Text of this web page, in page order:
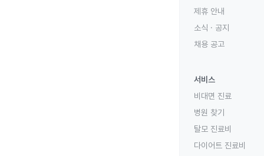
제휴 안내
소식 · 공지
채용 공고
서비스
비대면 진료
병원 찾기
탈모 진료비
다이어트 진료비